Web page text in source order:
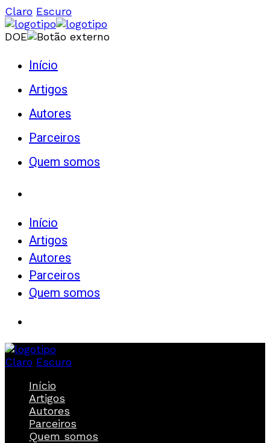
Claro Escuro
DOE
Início
Artigos
Autores
Parceiros
Quem somos
Início
Artigos
Autores
Parceiros
Quem somos
Claro Escuro
Início
Artigos
Autores
Parceiros
Quem somos